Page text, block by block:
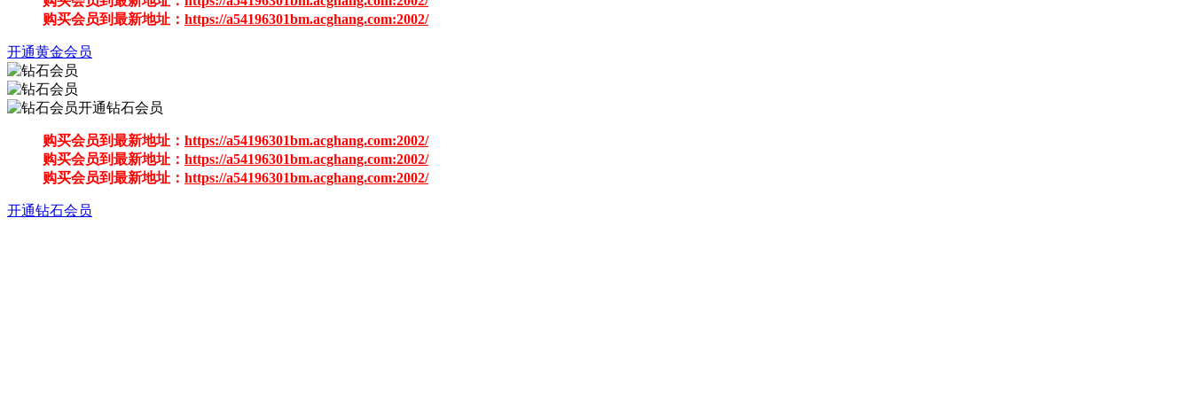
购买会员到最新地址： https://a54196301bm.acghang.com:2002/
开通黄金会员
开通钻石会员
购买会员到最新地址： https://a54196301bm.acghang.com:2002/
购买会员到最新地址： https://a54196301bm.acghang.com:2002/
购买会员到最新地址： https://a54196301bm.acghang.com:2002/
开通钻石会员